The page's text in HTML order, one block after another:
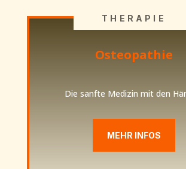
THERAPIE
Osteopathie
Die sanfte Medizin mit den
MEHR INFOS